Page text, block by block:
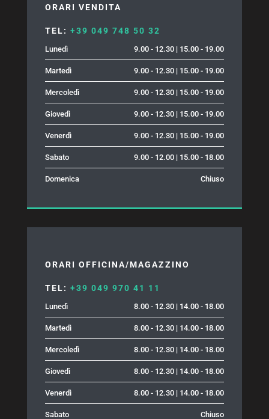
ORARI VENDITA
TEL: +39 049 748 50 32
Lunedì 9.00 - 12.30 | 15.00 - 19.00
Martedì 9.00 - 12.30 | 15.00 - 19.00
Mercoledì 9.00 - 12.30 | 15.00 - 19.00
Giovedì 9.00 - 12.30 | 15.00 - 19.00
Venerdì 9.00 - 12.30 | 15.00 - 19.00
Sabato 9.00 - 12.00 | 15.00 - 18.00
Domenica Chiuso
ORARI OFFICINA/MAGAZZINO
TEL: +39 049 970 41 11
Lunedì 8.00 - 12.30 | 14.00 - 18.00
Martedì 8.00 - 12.30 | 14.00 - 18.00
Mercoledì 8.00 - 12.30 | 14.00 - 18.00
Giovedì 8.00 - 12.30 | 14.00 - 18.00
Venerdì 8.00 - 12.30 | 14.00 - 18.00
Sabato Chiuso